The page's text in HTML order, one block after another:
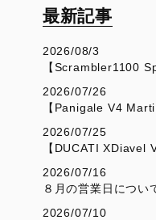
最新記事
2026/08/3
【Scrambler1100
2026/07/26
【Panigale V4
2026/07/25
【DUCATI XDiavel
2026/07/16
８月の営業日につい
2026/07/10